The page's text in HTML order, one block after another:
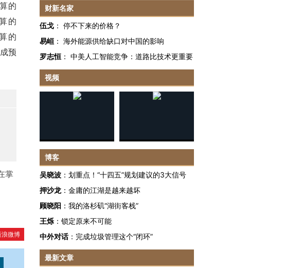
的
的
的
预
掌
浪微博
财新名家
伍戈 ： 停不下来的价格？
易峘 ： 海外能源供给缺口对中国的影响
罗志恒 ： 中美人工智能竞争：道路比技术更重要
视频
博客
吴晓波 ： 划重点！“十四五”规划建议的3大信号
押沙龙 ： 金庸的江湖是越来越坏
顾晓阳 ： 我的洛杉矶“湖街客栈”
王烁 ： 锁定原来不可能
中外对话： 完成垃圾管理这个“闭环”
最新文章